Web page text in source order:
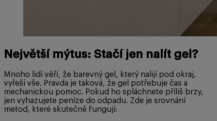
Největší mýtus: Stačí jen nalít gel?
Mnoho lidí věří, že barevný gel, který nalijí pod okraj,
vyřeší vše. Pravda je taková, že gel potřebuje čas a
mechanickou pomoc. Pokud ho spláchnete příliš brzy,
jen vyhazujete peníze do odpadu. Zde je srovnání
metod, které skutečně fungují: